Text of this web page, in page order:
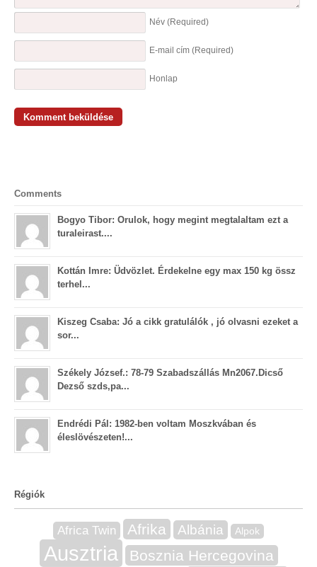
Név (Required)
E-mail cím (Required)
Honlap
Comments
Bogyo Tibor: Orulok, hogy megint megtalaltam ezt a
turaleirast....
Kottán Imre: Üdvözlet. Érdekelne egy max 150 kg össz
terhel...
Kiszeg Csaba: Jó a cikk gratulálók , jó olvasni ezeket a
sor...
Székely József.: 78-79 Szabadszállás Mn2067.Dicső
Dezső szds,pa...
Endrédi Pál: 1982-ben voltam Moszkvában és
éleslövészeten!...
Régiók
Africa Twin Afrika Albánia Alpok
Ausztria Bosznia Hercegovina